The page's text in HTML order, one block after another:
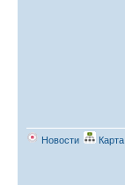
Новости